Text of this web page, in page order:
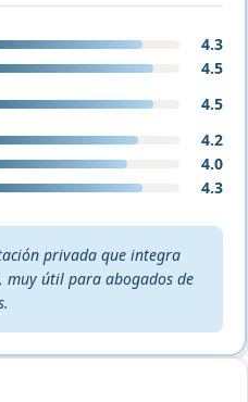
4.3
4.5
4.5
4.2
4.0
4.3
privada que integra
muy útil para abogados de